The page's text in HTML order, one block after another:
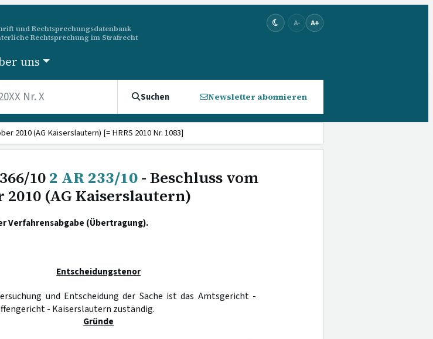
und Rechtsprechungsdatenbank
Rechtsprechung im Strafrecht
A- A+
uns
Suchen Newsletter abonnieren
2010 (AG Kaiserslautern) [= HRRS 2010 Nr. 1083]
102 AR 233/10- Beschluss vom
2010 (AG Kaiserslautern)
Verfahrensabgabe (Übertragung).
Entscheidungstenor
und Entscheidung der Sache ist das Amtsgericht -
- Kaiserslautern zuständig.
Gründe